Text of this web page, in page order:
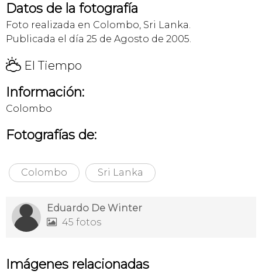
Datos de la fotografía
Foto realizada en Colombo, Sri Lanka.
Publicada el día 25 de Agosto de 2005.
H El Tiempo
Información:
Colombo
Fotografías de:
Colombo Sri Lanka
Eduardo De Winter
 45 fotos
Imágenes relacionadas